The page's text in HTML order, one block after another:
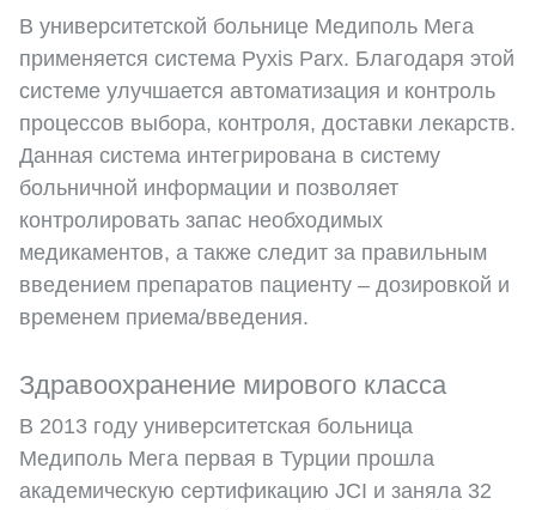
В университетской больнице Медиполь Мега
применяется система Pyxis Parx. Благодаря этой
системе улучшается автоматизация и контроль
процессов выбора, контроля, доставки лекарств.
Данная система интегрирована в систему
больничной информации и позволяет
контролировать запас необходимых
медикаментов, а также следит за правильным
введением препаратов пациенту – дозировкой и
временем приема/введения.
Здравоохранение мирового класса
В 2013 году университетская больница
Медиполь Мега первая в Турции прошла
академическую сертификацию JCI и заняла 32